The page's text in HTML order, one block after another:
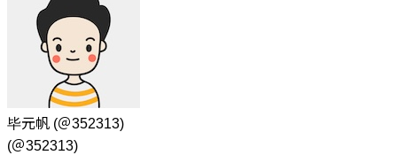
毕元帆 (＠352313)
(＠352313)